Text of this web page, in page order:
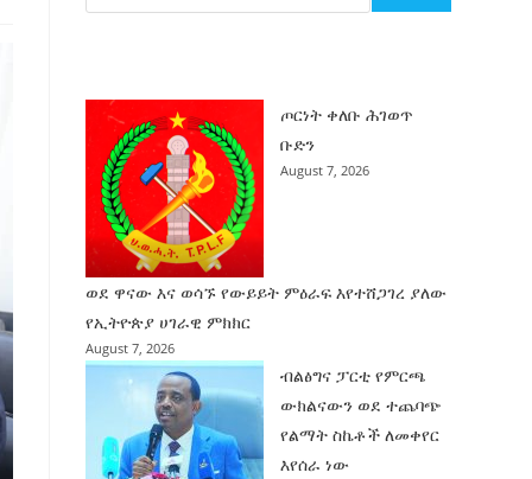
ጦርነት ቀለቡ ሕገወጥ
ቡድን
August 7, 2026
ወደ ዋናው እና ወሳኙ የውይይት ምዕራፍ እየተሸጋገረ ያለው
የኢትዮጵያ ሀገራዊ ምክክር
August 7, 2026
ብልፅግና ፓርቲ የምርጫ
ውክልናውን ወደ ተጨባጭ
የልማት ስኬቶች ለመቀየር
እየሰራ ነው